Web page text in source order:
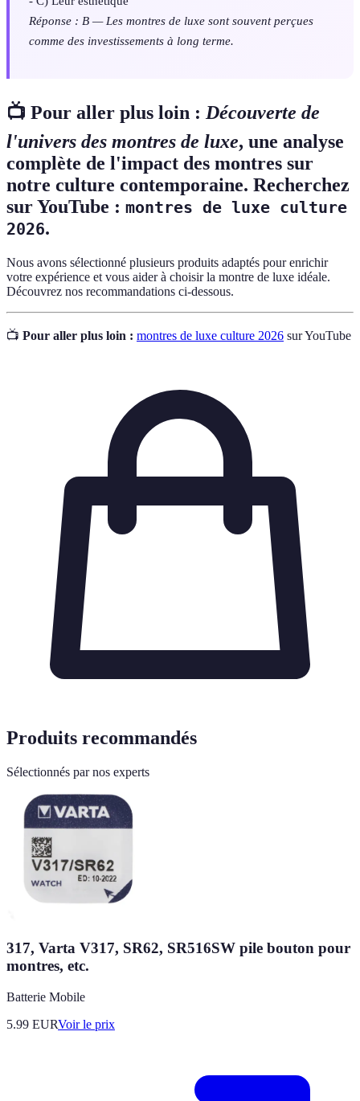
Réponse : B — Les montres de luxe sont souvent perçues
comme des investissements à long terme.
📺 Pour aller plus loin : Découverte de
l'univers des montres de luxe, une analyse
complète de l'impact des montres sur
notre culture contemporaine. Recherchez
sur YouTube : montres de luxe culture
2026.
Nous avons sélectionné plusieurs produits adaptés pour enrichir
votre expérience et vous aider à choisir la montre de luxe idéale.
Découvrez nos recommandations ci-dessous.
📺 Pour aller plus loin : montres de luxe culture 2026 sur YouTube
Produits recommandés
Sélectionnés par nos experts
317, Varta V317, SR62, SR516SW pile bouton pour
montres, etc.
Batterie Mobile
5.99 EURVoir le prix